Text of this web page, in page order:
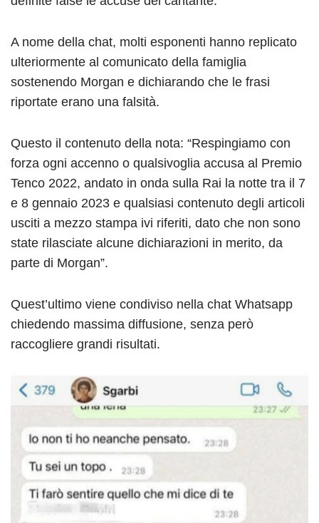
A nome della chat, molti esponenti hanno replicato
ulteriormente al comunicato della famiglia
sostenendo Morgan e dichiarando che le frasi
riportate erano una falsità.
Questo il contenuto della nota: “Respingiamo con
forza ogni accenno o qualsivoglia accusa al Premio
Tenco 2022, andato in onda sulla Rai la notte tra il 7
e 8 gennaio 2023 e qualsiasi contenuto degli articoli
usciti a mezzo stampa ivi riferiti, dato che non sono
state rilasciate alcune dichiarazioni in merito, da
parte di Morgan”.
Quest’ultimo viene condiviso nella chat Whatsapp
chiedendo massima diffusione, senza però
raccogliere grandi risultati.